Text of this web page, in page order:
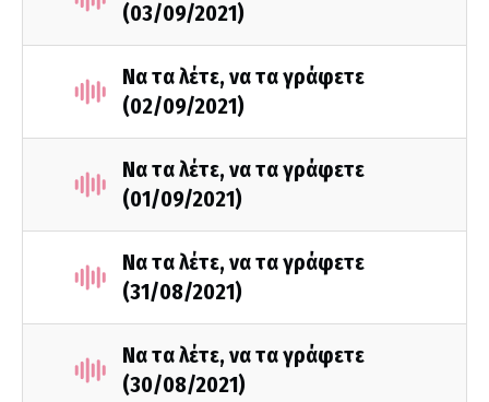
(03/09/2021)
Να τα λέτε, να τα γράφετε
(02/09/2021)
Να τα λέτε, να τα γράφετε
(01/09/2021)
Να τα λέτε, να τα γράφετε
(31/08/2021)
Να τα λέτε, να τα γράφετε
(30/08/2021)